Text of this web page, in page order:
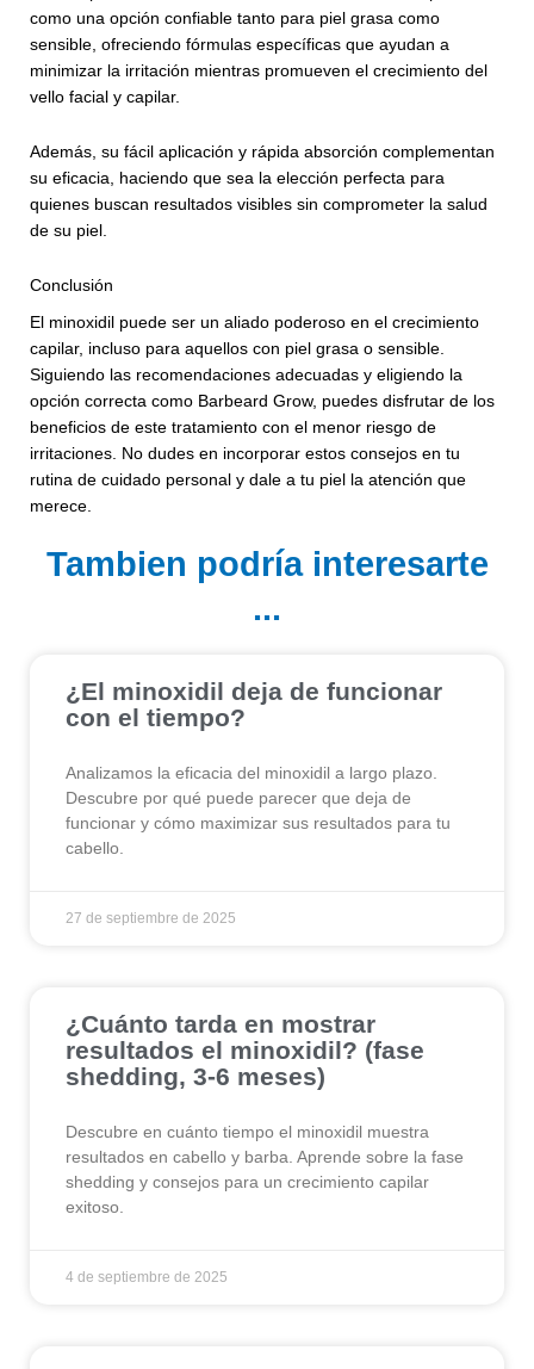
como una opción confiable tanto para piel grasa como
sensible, ofreciendo fórmulas específicas que ayudan a
minimizar la irritación mientras promueven el crecimiento del
vello facial y capilar.
Además, su fácil aplicación y rápida absorción complementan
su eficacia, haciendo que sea la elección perfecta para
quienes buscan resultados visibles sin comprometer la salud
de su piel.
Conclusión
El minoxidil puede ser un aliado poderoso en el crecimiento
capilar, incluso para aquellos con piel grasa o sensible.
Siguiendo las recomendaciones adecuadas y eligiendo la
opción correcta como Barbeard Grow, puedes disfrutar de los
beneficios de este tratamiento con el menor riesgo de
irritaciones. No dudes en incorporar estos consejos en tu
rutina de cuidado personal y dale a tu piel la atención que
merece.
Tambien podría interesarte
...
¿El minoxidil deja de funcionar
con el tiempo?
Analizamos la eficacia del minoxidil a largo plazo.
Descubre por qué puede parecer que deja de
funcionar y cómo maximizar sus resultados para tu
cabello.
27 de septiembre de 2025
¿Cuánto tarda en mostrar
resultados el minoxidil? (fase
shedding, 3-6 meses)
Descubre en cuánto tiempo el minoxidil muestra
resultados en cabello y barba. Aprende sobre la fase
shedding y consejos para un crecimiento capilar
exitoso.
4 de septiembre de 2025